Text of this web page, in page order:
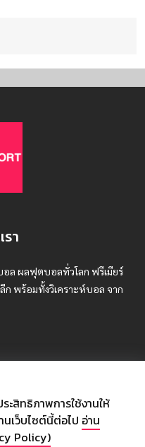
รา
ล ผลฟุตบอลทั่วโลก ฟรีเมียร์
พร้อมทั้งวิเคราะห์บอล จาก
ชน)
สิทธิภาพการใช้งานให้
เว็บไซต์นี้ต่อไป อ่าน
Policy)